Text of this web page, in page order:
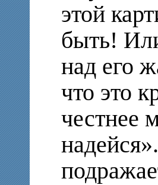
этой
быть!
над его
что это
честнее